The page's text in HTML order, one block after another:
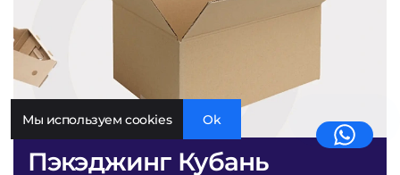
Пэкэджинг Кубань
Мы используем cookies Ok